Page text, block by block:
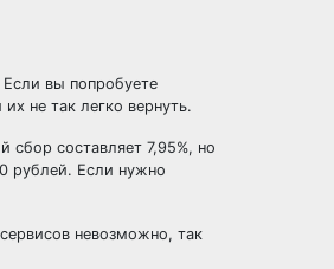
вы попробуете
не так легко вернуть.
сбор составляет 7,95%, но
рублей. Если нужно
невозможно, так